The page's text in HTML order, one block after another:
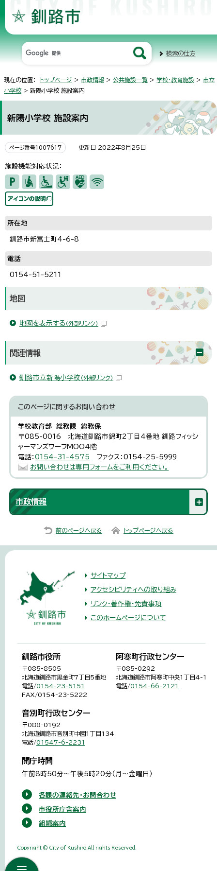
検索の仕方
現在の位置： トップページ > 市政情報 > 公共施設一覧 > 学校・教育施設 > 市立
小学校> 新陽小学校 施設案内
新陽小学校 施設案内
ページ番号1007617 更新日 2022年8月25日
施設機能対応状況：
所在地
釧路市新富士町4-6-8
電話
0154-51-5211
地図
地図を表示する （外部リンク）
関連情報
釧路市立新陽小学校 （外部リンク）
このページに関するお問い合わせ
学校教育部 総務課 総務係
〒085-0016 北海道釧路市錦町2丁目4番地 釧路フィッシ
ャーマンズワーフMOO4階
電話：0154-31-4575
ファクス：0154-25-5999
お問い合わせは専用フォームをご利用ください。
市政情報
前のページへ戻る トップページへ戻る
サイトマップ
アクセシビリティへの取り組み
リンク・著作権・免責事項
このホームページについて
釧路市役所
〒085-8505
北海道釧路市黒金町7丁目5番地
電話/0154-23-5151
FAX/0154-23-5222
阿寒町行政センター
〒085-0292
北海道釧路市阿寒町中央1丁目4-1
電話/0154-66-2121
音別町行政センター
〒088-0192
北海道釧路市音別町中園1丁目134
電話/01547-6-2231
開庁時間
午前8時50分～午後5時20分（月～金曜日）
各課の連絡先・お問合わせ
市役所庁舎案内
組織案内
Copyright © City of Kushiro,All rights Reserved.